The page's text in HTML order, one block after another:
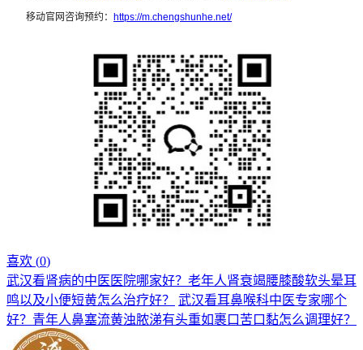
移动官网咨询预约： https://m.chengshunhe.net/
喜欢 (0)
武汉看肾病的中医医院哪家好？老年人肾衰竭腰膝酸软头晕耳
鸣以及小便短黄怎么治疗好？
武汉看耳鼻喉科中医专家哪个
好？青年人鼻塞流黄浊脓涕有头重如裹口苦口黏怎么调理好？